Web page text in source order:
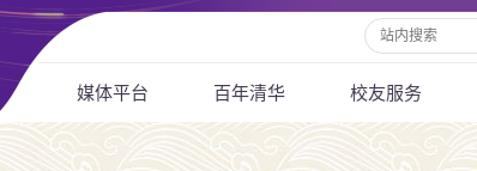
媒体平台 百年清华 校友服务